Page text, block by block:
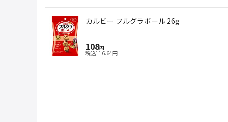
カルビー フルグラボール 26g
108円
税込116.64円